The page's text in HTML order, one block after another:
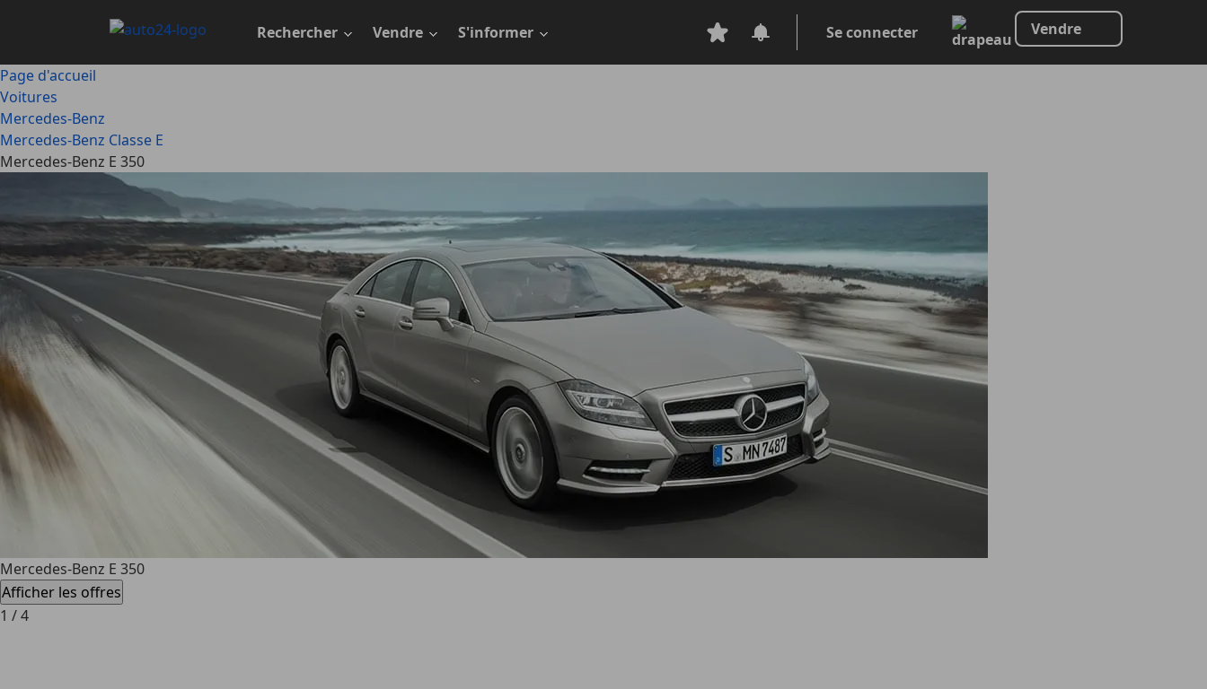
principal
Rechercher Vendre S'informer Se connecter Vendre
Page d'accueil
Voitures
Mercedes-Benz
Mercedes-Benz Classe E
Mercedes-Benz E 350
Mercedes-Benz E 350
Afficher les offres
1 /4